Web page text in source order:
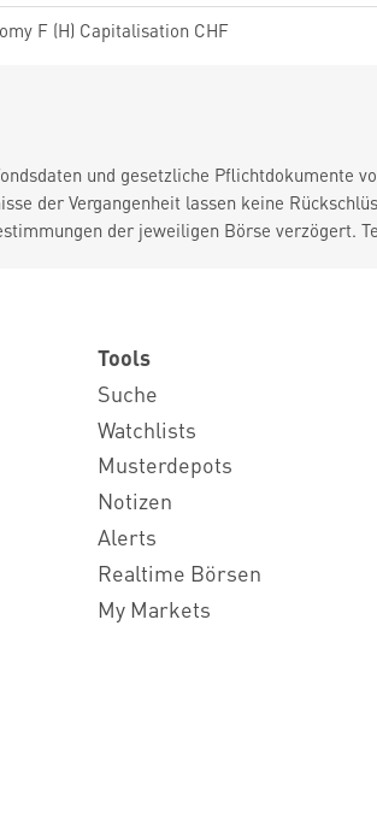
F (H) Capitalisation CHF
und gesetzliche Pflichtdokumente
der Vergangenheit lassen keine
der jeweiligen Börse verzögert.
Tools
Suche
Watchlists
Musterdepots
Notizen
Alerts
Realtime Börsen
My Markets